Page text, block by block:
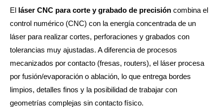
El láser CNC para corte y grabado de precisión combina el
control numérico (CNC) con la energía concentrada de un
láser para realizar cortes, perforaciones y grabados con
tolerancias muy ajustadas. A diferencia de procesos
mecanizados por contacto (fresas, routers), el láser procesa
por fusión/evaporación o ablación, lo que entrega bordes
limpios, detalles finos y la posibilidad de trabajar con
geometrías complejas sin contacto físico.